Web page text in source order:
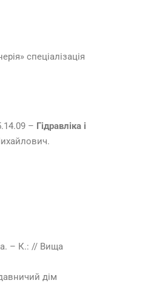
спеціалізація
– Гідравліка і
– К.: // Вища
дім